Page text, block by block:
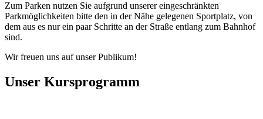
Zum Parken nutzen Sie aufgrund unserer eingeschränkten
Parkmöglichkeiten bitte den in der Nähe gelegenen Sportplatz, von
dem aus es nur ein paar Schritte an der Straße entlang zum Bahnhof
sind.
Wir freuen uns auf unser Publikum!
Unser Kursprogramm